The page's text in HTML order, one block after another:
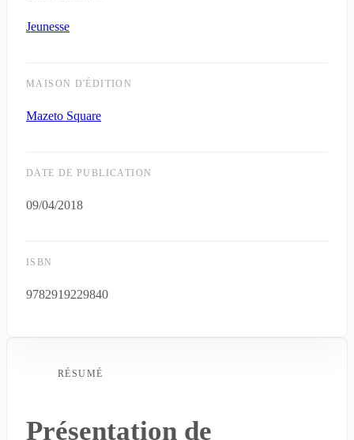
Jeunesse
MAISON D'ÉDITION
Mazeto Square
DATE DE PUBLICATION
09/04/2018
ISBN
9782919229840
RÉSUMÉ
Présentation de